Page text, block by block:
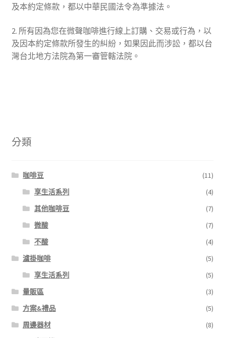
及本約定條款，都以中華民國法令為準據法。
2. 所有因為您在微聲咖啡進行線上訂購、交易或行為，以
及因本約定條款所發生的糾紛，如果因此而涉訟，都以台
灣台北地方法院為第一審管轄法院。
分類
咖啡豆
(11)
享生活系列
(4)
其他咖啡豆
(7)
微酸
(7)
不酸
(4)
濾掛咖啡
(5)
享生活系列
(5)
量販區
(3)
方案&禮品
(5)
周邊器材
(8)